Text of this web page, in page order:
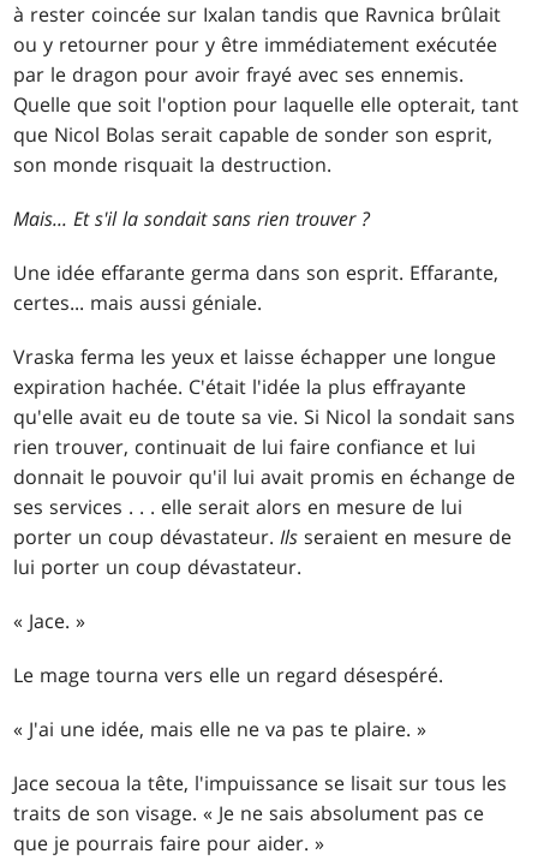
à rester coincée sur Ixalan tandis que Ravnica brûlait
ou y retourner pour y être immédiatement exécutée
par le dragon pour avoir frayé avec ses ennemis.
Quelle que soit l'option pour laquelle elle opterait, tant
que Nicol Bolas serait capable de sonder son esprit,
son monde risquait la destruction.
Mais... Et s'il la sondait sans rien trouver ?
Une idée effarante germa dans son esprit. Effarante,
certes... mais aussi géniale.
Vraska ferma les yeux et laisse échapper une longue
expiration hachée. C'était l'idée la plus effrayante
qu'elle avait eu de toute sa vie. Si Nicol la sondait sans
rien trouver, continuait de lui faire confiance et lui
donnait le pouvoir qu'il lui avait promis en échange de
ses services . . . elle serait alors en mesure de lui
porter un coup dévastateur.Ilsseraient en mesure de
lui porter un coup dévastateur.
« Jace. »
Le mage tourna vers elle un regard désespéré.
« J'ai une idée, mais elle ne va pas te plaire. »
Jace secoua la tête, l'impuissance se lisait sur tous les
traits de son visage. « Je ne sais absolument pas ce
que je pourrais faire pour aider. »